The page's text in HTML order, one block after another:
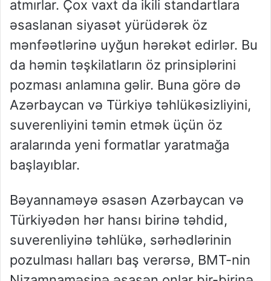
atmırlar. Çox vaxt da ikili standartlara
əsaslanan siyasət yürüdərək öz
mənfəətlərinə uyğun hərəkət edirlər. Bu
da həmin təşkilatların öz prinsiplərini
pozması anlamına gəlir. Buna görə də
Azərbaycan və Türkiyə təhlükəsizliyini,
suverenliyini təmin etmək üçün öz
aralarında yeni formatlar yaratmağa
başlayıblar.
Bəyannaməyə əsasən Azərbaycan və
Türkiyədən hər hansı birinə təhdid,
suverenliyinə təhlükə, sərhədlərinin
pozulması halları baş verərsə, BMT-nin